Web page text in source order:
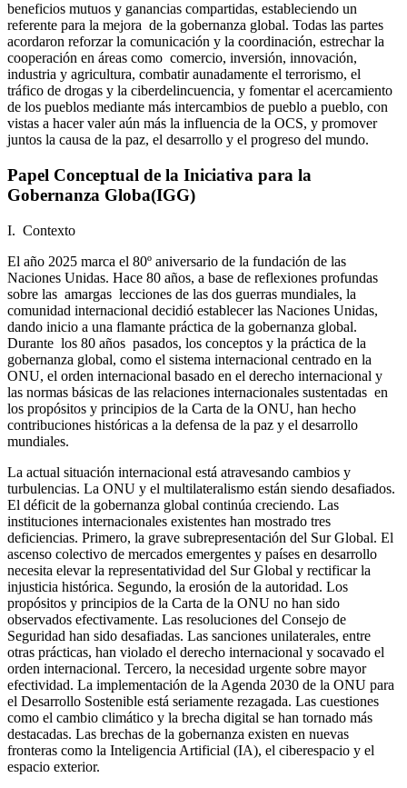
beneficios mutuos y ganancias compartidas, estableciendo un
referente para la mejora de la gobernanza global. Todas las partes
acordaron reforzar la comunicación y la coordinación, estrechar la
cooperación en áreas como comercio, inversión, innovación,
industria y agricultura, combatir aunadamente el terrorismo, el
tráfico de drogas y la ciberdelincuencia, y fomentar el acercamiento
de los pueblos mediante más intercambios de pueblo a pueblo, con
vistas a hacer valer aún más la influencia de la OCS, y promover
juntos la causa de la paz, el desarrollo y el progreso del mundo.
Papel Conceptual de la Iniciativa para la
Gobernanza Globa(IGG)
I. Contexto
El año 2025 marca el 80º aniversario de la fundación de las
Naciones Unidas. Hace 80 años, a base de reflexiones profundas
sobre las amargas lecciones de las dos guerras mundiales, la
comunidad internacional decidió establecer las Naciones Unidas,
dando inicio a una flamante práctica de la gobernanza global.
Durante los 80 años pasados, los conceptos y la práctica de la
gobernanza global, como el sistema internacional centrado en la
ONU, el orden internacional basado en el derecho internacional y
las normas básicas de las relaciones internacionales sustentadas en
los propósitos y principios de la Carta de la ONU, han hecho
contribuciones históricas a la defensa de la paz y el desarrollo
mundiales.
La actual situación internacional está atravesando cambios y
turbulencias. La ONU y el multilateralismo están siendo desafiados.
El déficit de la gobernanza global continúa creciendo. Las
instituciones internacionales existentes han mostrado tres
deficiencias. Primero, la grave subrepresentación del Sur Global. El
ascenso colectivo de mercados emergentes y países en desarrollo
necesita elevar la representatividad del Sur Global y rectificar la
injusticia histórica. Segundo, la erosión de la autoridad. Los
propósitos y principios de la Carta de la ONU no han sido
observados efectivamente. Las resoluciones del Consejo de
Seguridad han sido desafiadas. Las sanciones unilaterales, entre
otras prácticas, han violado el derecho internacional y socavado el
orden internacional. Tercero, la necesidad urgente sobre mayor
efectividad. La implementación de la Agenda 2030 de la ONU para
el Desarrollo Sostenible está seriamente rezagada. Las cuestiones
como el cambio climático y la brecha digital se han tornado más
destacadas. Las brechas de la gobernanza existen en nuevas
fronteras como la Inteligencia Artificial (IA), el ciberespacio y el
espacio exterior.